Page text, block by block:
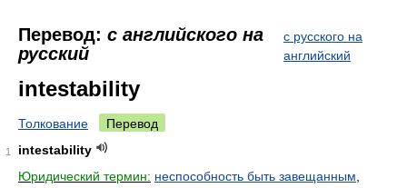
Перевод: с английского на
русский
с русского на
английский
intestability
Толкование Перевод
1
intestability
Юридический термин: неспособность быть завещанным